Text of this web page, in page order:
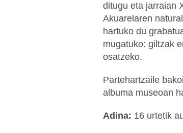
ditugu eta jarraian
Akuarelaren
hartuko du
mugatuko: giltzak
osatzeko.
Partehartzaile
albuma museoan
Adina: 16 urtetik